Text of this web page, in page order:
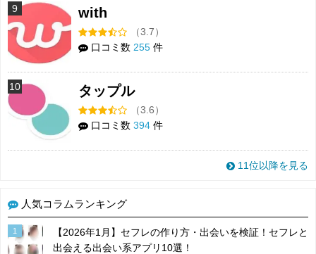
9 with
（3.7）
口コミ数 255 件
10 タップル
（3.6）
口コミ数 394 件
11位以降を見る
人気コラムランキング
1
【2026年1月】セフレの作り方・出会いを検証！セフレと
出会える出会い系アプリ10選！